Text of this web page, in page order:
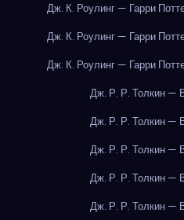
Дж. К. Роулинг — Гарри
Дж. К. Роулинг — Гарри
Дж. К. Роулинг — Гарри
Дж. Р. Р. Толкин —
Дж. Р. Р. Толкин —
Дж. Р. Р. Толкин —
Дж. Р. Р. Толкин —
Дж. Р. Р. Толкин —